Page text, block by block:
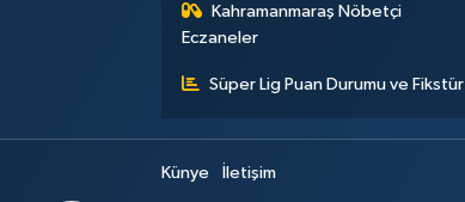
Kahramanmaraş Nöbetçi
Eczaneler
Süper Lig Puan Durumu ve Fikstür
Künye İletişim